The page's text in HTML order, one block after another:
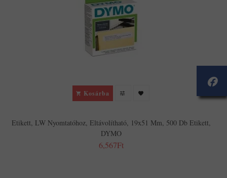
Kosárba
Etikett, LW Nyomtatóhoz, Eltávolítható, 19x51 Mm, 500 Db Etikett,
DYMO
6,567Ft